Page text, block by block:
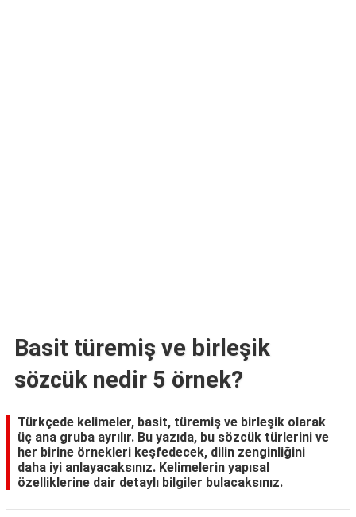
Basit türemiş ve birleşik
sözcük nedir 5 örnek?
Türkçede kelimeler, basit, türemiş ve birleşik olarak
üç ana gruba ayrılır. Bu yazıda, bu sözcük türlerini ve
her birine örnekleri keşfedecek, dilin zenginliğini
daha iyi anlayacaksınız. Kelimelerin yapısal
özelliklerine dair detaylı bilgiler bulacaksınız.